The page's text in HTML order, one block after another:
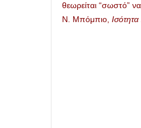
θεωρείται “σωστό”
Ν. Μπόμπιο, Ισότητα